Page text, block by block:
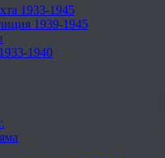
1933-1945
1939-1945
1940